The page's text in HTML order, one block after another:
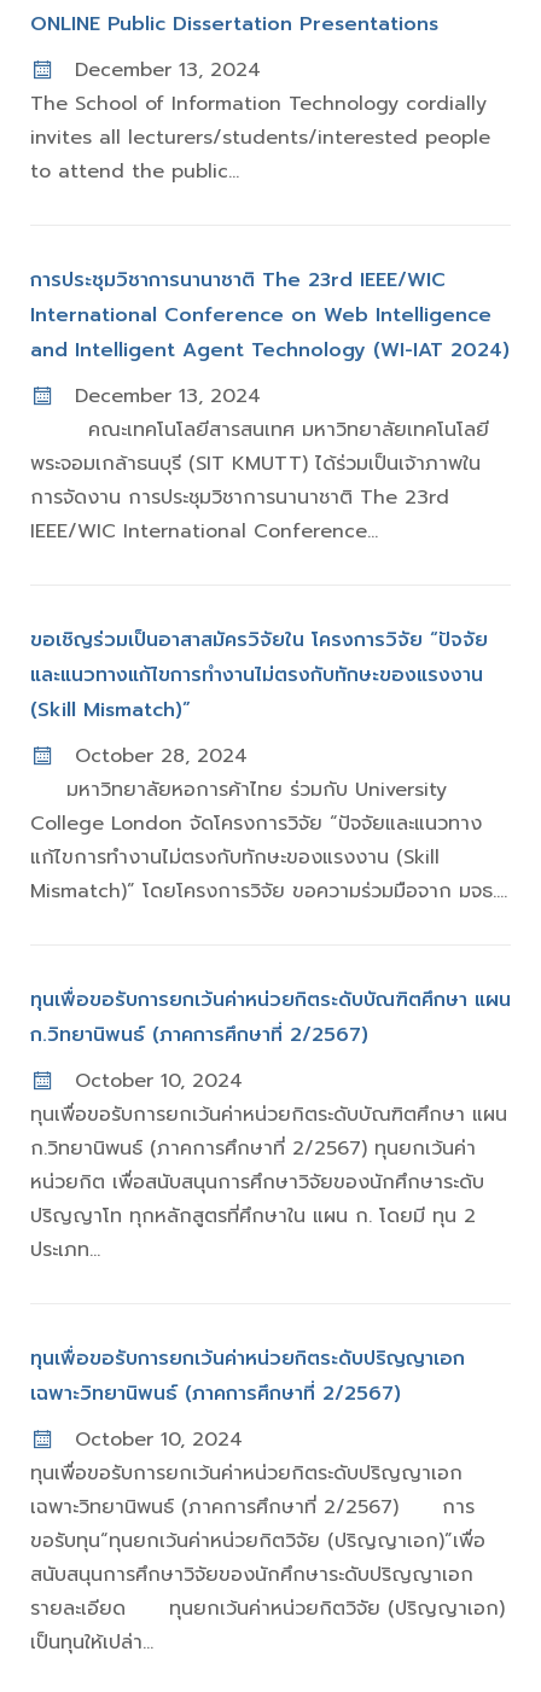
ONLINE Public Dissertation Presentations
December 13, 2024
The School of Information Technology cordially
invites all lecturers/students/interested people
to attend the public...
การประชุมวิชาการนานาชาติ The 23rd IEEE/WIC
International Conference on Web Intelligence
and Intelligent Agent Technology (WI-IAT 2024)
December 13, 2024
คณะเทคโนโลยีสารสนเทศ มหาวิทยาลัยเทคโนโลยี
พระจอมเกล้าธนบุรี (SIT KMUTT) ได้ร่วมเป็นเจ้าภาพใน
การจัดงาน การประชุมวิชาการนานาชาติ The 23rd
IEEE/WIC International Conference...
ขอเชิญร่วมเป็นอาสาสมัครวิจัยใน โครงการวิจัย “ปัจจัย
และแนวทางแก้ไขการทำงานไม่ตรงกับทักษะของแรงงาน
(Skill Mismatch)”
October 28, 2024
มหาวิทยาลัยหอการค้าไทย ร่วมกับ University
College London จัดโครงการวิจัย “ปัจจัยและแนวทาง
แก้ไขการทำงานไม่ตรงกับทักษะของแรงงาน (Skill
Mismatch)” โดยโครงการวิจัย ขอความร่วมมือจาก มจธ....
ทุนเพื่อขอรับการยกเว้นค่าหน่วยกิตระดับบัณฑิตศึกษา แผน
ก.วิทยานิพนธ์ (ภาคการศึกษาที่ 2/2567)
October 10, 2024
ทุนเพื่อขอรับการยกเว้นค่าหน่วยกิตระดับบัณฑิตศึกษา แผน
ก.วิทยานิพนธ์ (ภาคการศึกษาที่ 2/2567) ทุนยกเว้นค่า
หน่วยกิต เพื่อสนับสนุนการศึกษาวิจัยของนักศึกษาระดับ
ปริญญาโท ทุกหลักสูตรที่ศึกษาใน แผน ก. โดยมี ทุน 2
ประเภท...
ทุนเพื่อขอรับการยกเว้นค่าหน่วยกิตระดับปริญญาเอก
เฉพาะวิทยานิพนธ์ (ภาคการศึกษาที่ 2/2567)
October 10, 2024
ทุนเพื่อขอรับการยกเว้นค่าหน่วยกิตระดับปริญญาเอก
เฉพาะวิทยานิพนธ์ (ภาคการศึกษาที่ 2/2567) การ
ขอรับทุน“ทุนยกเว้นค่าหน่วยกิตวิจัย (ปริญญาเอก)”เพื่อ
สนับสนุนการศึกษาวิจัยของนักศึกษาระดับปริญญาเอก
รายละเอียด ทุนยกเว้นค่าหน่วยกิตวิจัย (ปริญญาเอก)
เป็นทุนให้เปล่า...